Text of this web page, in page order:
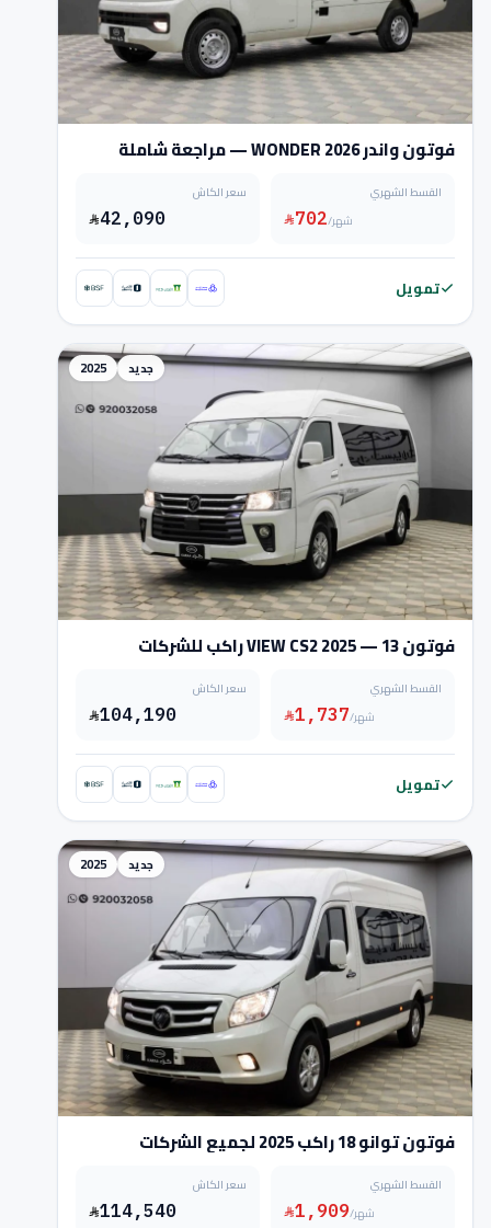
فوتون واندر WONDER 2026 — مراجعة شاملة
والسعر
القسط الشهري
702 /شهر
سعر الكاش
42,090
تمويل
جديد 2025
فوتون VIEW CS2 2025 — 13 راكب للشركات
القسط الشهري
1,737 /شهر
سعر الكاش
104,190
تمويل
جديد 2025
فوتون توانو 18 راكب 2025 لجميع الشركات
والمؤسسات
القسط الشهري
1,909 /شهر
سعر الكاش
114,540